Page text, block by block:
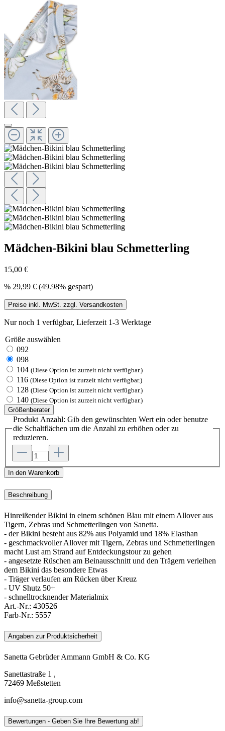
Mädchen-Bikini blau Schmetterling
15,00 €
% 29,99 € (49.98% gespart)
Preise inkl. MwSt. zzgl. Versandkosten
Nur noch 1 verfügbar, Lieferzeit 1-3 Werktage
Größe auswählen
092
098
104 (Diese Option ist zurzeit nicht verfügbar.)
116 (Diese Option ist zurzeit nicht verfügbar.)
128 (Diese Option ist zurzeit nicht verfügbar.)
140 (Diese Option ist zurzeit nicht verfügbar.)
Größenberater
Produkt Anzahl: Gib den gewünschten Wert ein oder benutze
die Schaltflächen um die Anzahl zu erhöhen oder zu
reduzieren.
In den Warenkorb
Beschreibung
Hinreißender Bikini in einem schönen Blau mit einem Allover aus
Tigern, Zebras und Schmetterlingen von Sanetta.
- der Bikini besteht aus 82% aus Polyamid und 18% Elasthan
- geschmackvoller Allover mit Tigern, Zebras und Schmetterlingen
macht Lust am Strand auf Entdeckungstour zu gehen
- angesetzte Rüschen am Beinausschnitt und den Trägern verleihen
dem Bikini das besondere Etwas
- Träger verlaufen am Rücken über Kreuz
- UV Shutz 50+
- schnelltrocknender Materialmix
Art.-Nr.: 430526
Farb-Nr.: 5557
Angaben zur Produktsicherheit
Sanetta Gebrüder Ammann GmbH & Co. KG
Sanettastraße 1 ,
72469 Meßstetten
info@sanetta-group.com
Bewertungen - Geben Sie Ihre Bewertung ab!